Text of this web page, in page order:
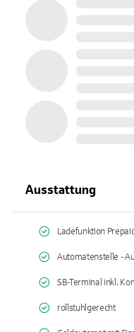
Ausstattung
Ladefunktion
Automatenstelle -
SB-Terminal inkl.
rollstuhlgerecht